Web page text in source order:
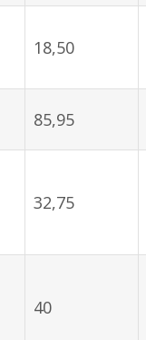
18,50
85,95
32,75
40